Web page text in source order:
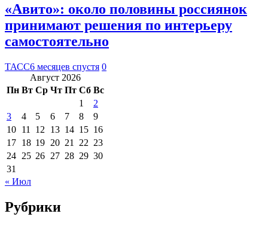
«Авито»: около половины россиянок
принимают решения по интерьеру
самостоятельно
ТАСС6 месяцев спустя 0
Август 2026
Пн Вт Ср Чт Пт Сб Вс
1
2
3
4 5 6 7 8
9
10 11 12 13 14 15 16
17 18 19 20 21 22 23
24 25 26 27 28 29 30
31
« Июл
Рубрики